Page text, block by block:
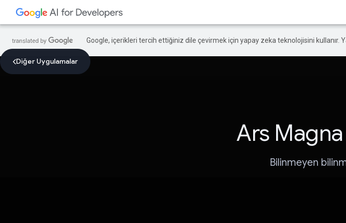
Google, içerikleri tercih ettiğiniz dile çevirmek için yapay zeka teknolojisini kullanır.
Diğer Uygulamalar
Ars
Bilinmeyen